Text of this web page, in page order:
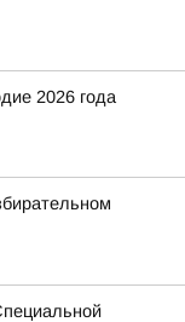
2026 года